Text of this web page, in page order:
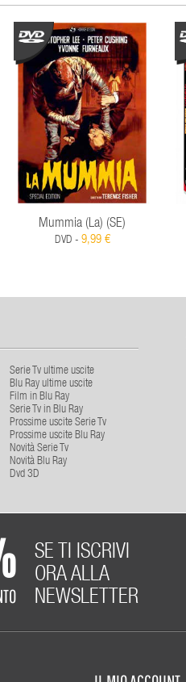
Mummia (La) (SE)
DVD - 9,99 €
Serie Tv ultime uscite
Blu Ray ultime uscite
Film in Blu Ray
Serie Tv in Blu Ray
Prossime uscite Serie Tv
Prossime uscite Blu Ray
Novità Serie Tv
Novità Blu Ray
Dvd 3D
SE TI ISCRIVI
ORA ALLA
NEWSLETTER